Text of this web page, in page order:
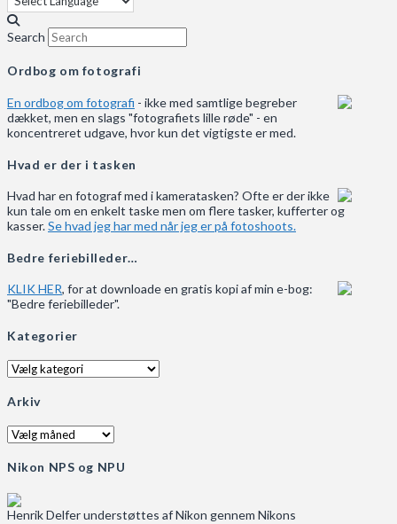
Search
Ordbog om fotografi
En ordbog om fotografi - ikke med samtlige begreber
dækket, men en slags "fotografiets lille røde" - en
koncentreret udgave, hvor kun det vigtigste er med.
Hvad er der i tasken
Hvad har en fotograf med i kameratasken? Ofte er der ikke
kun tale om en enkelt taske men om flere tasker, kufferter og
kasser.Se hvad jeg har med når jeg er på fotoshoots.
Bedre feriebilleder…
KLIK HER, for at downloade en gratis kopi af min e-bog:
"Bedre feriebilleder".
Kategorier
Kategorier
Arkiv
Arkiv
Nikon NPS og NPU
Henrik Delfer understøttes af Nikon gennem Nikons